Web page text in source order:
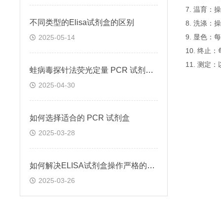
不同类型的Elisa试剂盒的区别
2025-05-14
蛙病毒探针法荧光定量 PCR 试剂盒定量定性检测
2025-04-30
如何选择适合的 PCR 试剂盒
2025-03-28
如何解决ELISA试剂盒操作严格的问题
2025-03-26
7. 温育：
8. 洗涤：
9. 显色：
10. 终止：
11. 测定：